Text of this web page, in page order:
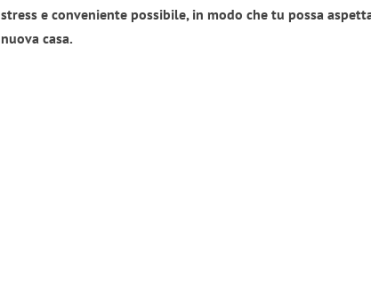
stress e conveniente possibile, in modo che tu possa
nuova casa.